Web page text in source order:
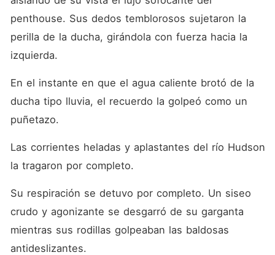
penthouse. Sus dedos temblorosos sujetaron la
perilla de la ducha, girándola con fuerza hacia la
izquierda.
En el instante en que el agua caliente brotó de la
ducha tipo lluvia, el recuerdo la golpeó como un
puñetazo.
Las corrientes heladas y aplastantes del río Hudson
la tragaron por completo.
Su respiración se detuvo por completo. Un siseo
crudo y agonizante se desgarró de su garganta
mientras sus rodillas golpeaban las baldosas
antideslizantes.